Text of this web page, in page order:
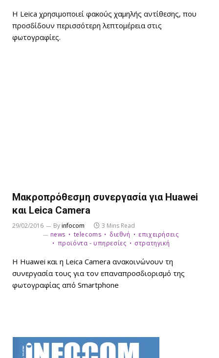
Η Leica χρησιμοποιεί φακούς χαμηλής αντίθεσης, που
προσδίδουν περισσότερη λεπτομέρεια στις
φωτογραφίες.
Μακροπρόθεσμη συνεργασία για Huawei
και Leica Camera
29/02/2016 Byinfocom
3 Mins Read
news
telecoms διεθνή
επιχειρήσεις
προϊόντα - υπηρεσίες
στρατηγική
Η Huawei και η Leica Camera ανακοινώνουν τη
συνεργασία τους για τον επαναπροσδιορισμό της
φωτογραφίας από Smartphone